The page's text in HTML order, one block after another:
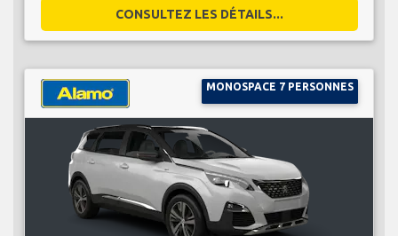
CONSULTEZ LES DÉTAILS...
MONOSPACE 7 PERSONNES